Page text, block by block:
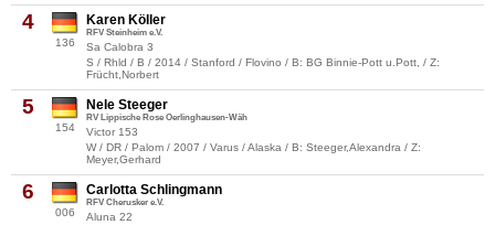
4
136
Karen Köller
RFV Steinheim e.V.
Sa Calobra 3
S / Rhld / B / 2014 / Stanford / Flovino / B: BG Binnie-Pott u.Pott, / Z:
Frücht,Norbert
5
154
Nele Steeger
RV Lippische Rose Oerlinghausen-Wäh
Victor 153
W / DR / Palom / 2007 / Varus / Alaska / B: Steeger,Alexandra / Z:
Meyer,Gerhard
6
006
Carlotta Schlingmann
RFV Cherusker e.V.
Aluna 22